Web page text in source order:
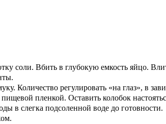
соли. Вбить в глубокую емкость яйцо.
Количество регулировать «на глаз», в
пленкой. Оставить колобок
в слегка подсоленной воде до готовности.